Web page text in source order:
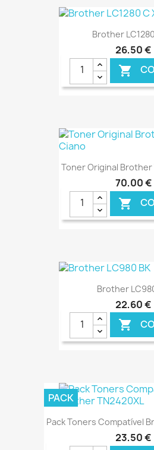
Brother
26,50 €

Toner Original Brother
70,00 €

Brother
22,60 €

Pack Toners Compatível
23,50 €
PACK